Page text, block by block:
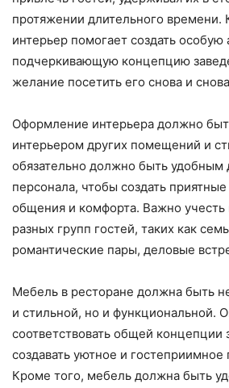
протяжении длительного времени.
интерьер помогает создать особую
подчеркивающую концепцию
желание посетить его снова и
Оформление интерьера должно
интерьером других помещений и
обязательно должно быть удобным
персонала, чтобы создать
общения и комфорта. Важно учесть
разных групп гостей, таких как
романтические пары, деловые
Мебель в ресторане должна быть
и стильной, но и функциональной.
соответствовать общей концепции
создавать уютное и гостеприимное
Кроме того, мебель должна быть